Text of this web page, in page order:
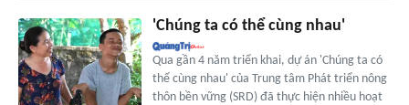
'Chúng ta có thể cùng nhau'
Qua gần 4 năm triển khai, dự án 'Chúng ta có
thể cùng nhau' của Trung tâm Phát triển nông
thôn bền vững (SRD) đã thực hiện nhiều hoạt